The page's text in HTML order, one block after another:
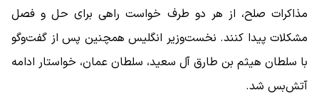
مذاکرات صلح، از هر دو طرف خواست راهی برای حل و فصل
مشکلات پیدا کنند. نخست‌وزیر انگلیس همچنین پس از گفت‌وگو
با سلطان هیثم بن طارق آل سعید، سلطان عمان، خواستار ادامه
آتش‌بس شد.